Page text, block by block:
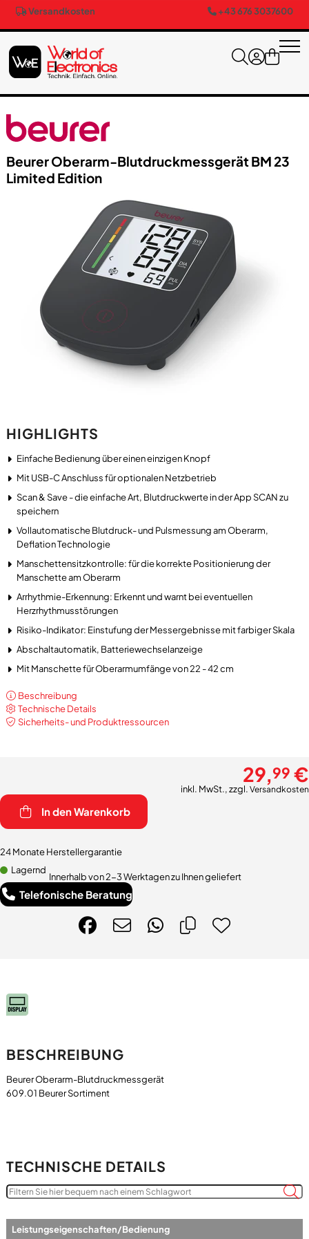
Versandkosten +43 676 3037600
Beurer Oberarm-Blutdruckmessgerät BM 23
Limited Edition
HIGHLIGHTS
Einfache Bedienung über einen einzigen Knopf
Mit USB-C Anschluss für optionalen Netzbetrieb
Scan & Save - die einfache Art, Blutdruckwerte in der App SCAN zu
speichern
Vollautomatische Blutdruck- und Pulsmessung am Oberarm,
Deflation Technologie
Manschettensitzkontrolle: für die korrekte Positionierung der
Manschette am Oberarm
Arrhythmie-Erkennung: Erkennt und warnt bei eventuellen
Herzrhythmusstörungen
Risiko-Indikator: Einstufung der Messergebnisse mit farbiger Skala
Abschaltautomatik, Batteriewechselanzeige
Mit Manschette für Oberarmumfänge von 22 - 42 cm
Beschreibung
Technische Details
Sicherheits- und Produktressourcen
29,99 €
inkl. MwSt., zzgl. Versandkosten
In den Warenkorb
24 Monate Herstellergarantie
Lagernd
Innerhalb von 2-3 Werktagen zu Ihnen geliefert
Telefonische Beratung
BESCHREIBUNG
Beurer Oberarm-Blutdruckmessgerät
609.01 Beurer Sortiment
TECHNISCHE DETAILS
Leistungseigenschaften/Bedienung